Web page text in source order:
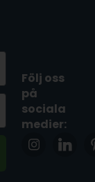
Följ oss
på
sociala
medier: